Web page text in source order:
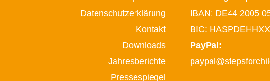
Datenschutzerklärung
Kontakt
Downloads
Jahresberichte
Pressespiegel
IBAN: DE44 2005
BIC:
PayPal: